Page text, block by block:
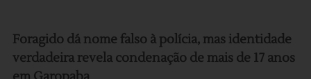
Foragido dá nome falso à polícia, mas identidade
verdadeira revela condenação de mais de 17 anos